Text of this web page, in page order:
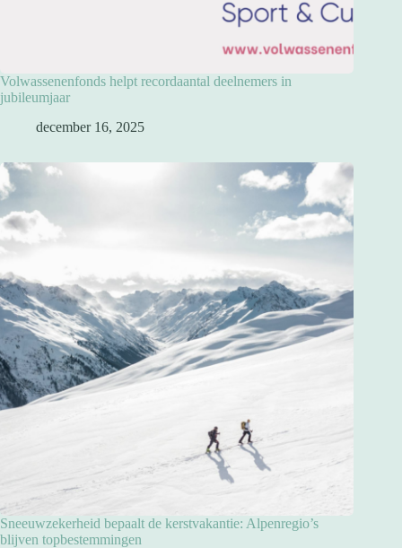
Volwassenenfonds helpt recordaantal deelnemers in
jubileumjaar
december 16, 2025
Sneeuwzekerheid bepaalt de kerstvakantie: Alpenregio’s
blijven topbestemmingen